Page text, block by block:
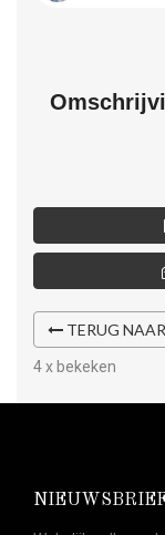
TERUG
4 x bekeken